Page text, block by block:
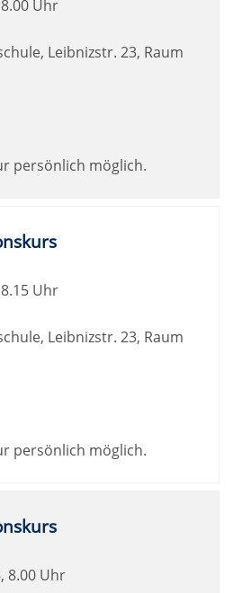
Uhr
Leibnizstr. 23, Raum
persönlich möglich.
Uhr
Leibnizstr. 23, Raum
persönlich möglich.
8.00 Uhr